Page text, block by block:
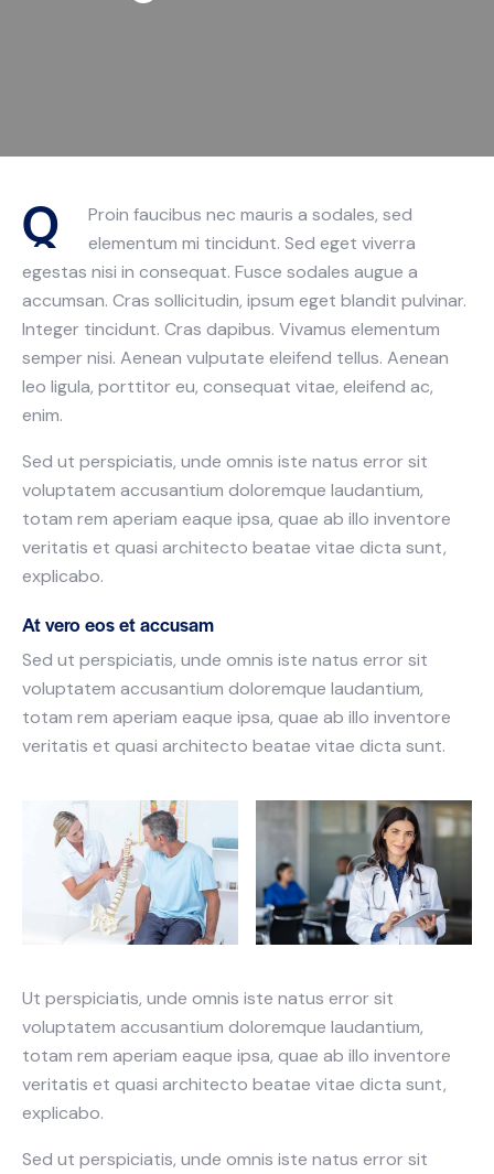
Q
Proin faucibus nec mauris a sodales, sed
elementum mi tincidunt. Sed eget viverra
egestas nisi in consequat. Fusce sodales augue a
accumsan. Cras sollicitudin, ipsum eget blandit pulvinar.
Integer tincidunt. Cras dapibus. Vivamus elementum
semper nisi. Aenean vulputate eleifend tellus. Aenean
leo ligula, porttitor eu, consequat vitae, eleifend ac,
enim.
Sed ut perspiciatis, unde omnis iste natus error sit
voluptatem accusantium doloremque laudantium,
totam rem aperiam eaque ipsa, quae ab illo inventore
veritatis et quasi architecto beatae vitae dicta sunt,
explicabo.
At vero eos et accusam
Sed ut perspiciatis, unde omnis iste natus error sit
voluptatem accusantium doloremque laudantium,
totam rem aperiam eaque ipsa, quae ab illo inventore
veritatis et quasi architecto beatae vitae dicta sunt.
Ut perspiciatis, unde omnis iste natus error sit
voluptatem accusantium doloremque laudantium,
totam rem aperiam eaque ipsa, quae ab illo inventore
veritatis et quasi architecto beatae vitae dicta sunt,
explicabo.
Sed ut perspiciatis, unde omnis iste natus error sit